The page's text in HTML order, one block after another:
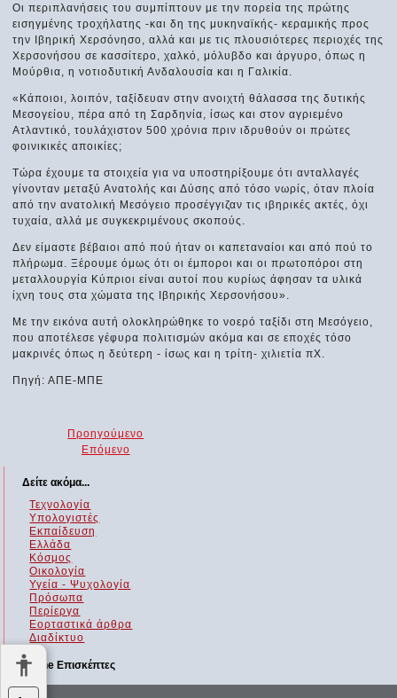
Οι περιπλανήσεις του συμπίπτουν με την πορεία της πρώτης
εισηγμένης τροχήλατης -και δη της μυκηναϊκής- κεραμικής προς
την Ιβηρική Χερσόνησο, αλλά και με τις πλουσιότερες περιοχές της
Χερσονήσου σε κασσίτερο, χαλκό, μόλυβδο και άργυρο, όπως η
Μούρθια, η νοτιοδυτική Ανδαλουσία και η Γαλικία.
«Κάποιοι, λοιπόν, ταξίδευαν στην ανοιχτή θάλασσα της δυτικής
Μεσογείου, πέρα από τη Σαρδηνία, ίσως και στον αγριεμένο
Ατλαντικό, τουλάχιστον 500 χρόνια πριν ιδρυθούν οι πρώτες
φοινικικές αποικίες;
Τώρα έχουμε τα στοιχεία για να υποστηρίξουμε ότι ανταλλαγές
γίνονταν μεταξύ Ανατολής και Δύσης από τόσο νωρίς, όταν πλοία
από την ανατολική Μεσόγειο προσέγγιζαν τις ιβηρικές ακτές, όχι
τυχαία, αλλά με συγκεκριμένους σκοπούς.
Δεν είμαστε βέβαιοι από πού ήταν οι καπεταναίοι και από πού το
πλήρωμα. Ξέρουμε όμως ότι οι έμποροι και οι πρωτοπόροι στη
μεταλλουργία Κύπριοι είναι αυτοί που κυρίως άφησαν τα υλικά
ίχνη τους στα χώματα της Ιβηρικής Χερσονήσου».
Με την εικόνα αυτή ολοκληρώθηκε το νοερό ταξίδι στη Μεσόγειο,
που αποτέλεσε γέφυρα πολιτισμών ακόμα και σε εποχές τόσο
μακρινές όπως η δεύτερη - ίσως και η τρίτη- χιλιετία πΧ.
Πηγή: ΑΠΕ-ΜΠΕ
Προηγούμενο
Επόμενο
Δείτε ακόμα...
Τεχνολογία
Υπολογιστές
Εκπαίδευση
Ελλάδα
Κόσμος
Οικολογία
Υγεία - Ψυχολογία
Πρόσωπα
Περίεργα
Εορταστικά άρθρα
Διαδίκτυο
Online Επισκέπτες
Αυτήν τη στιγμή επισκέπτονται τον ιστότοπό μας 435 guests και